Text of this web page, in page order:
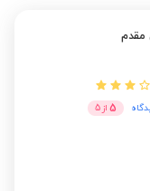
مقدم
5 از 5